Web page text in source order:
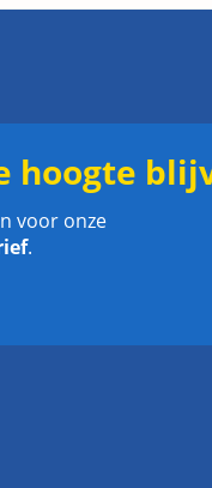
hoogte
voor onze
.